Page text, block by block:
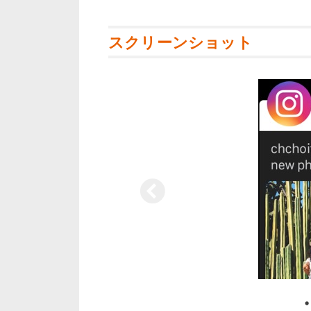
スクリーンショット